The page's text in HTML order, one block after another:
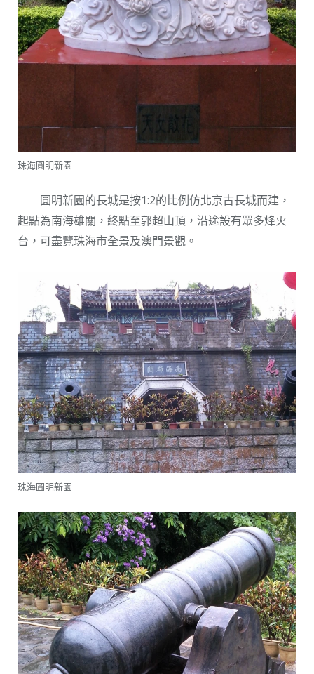
珠海圓明新園
圓明新園的長城是按1:2的比例仿北京古長城而建，
起點為南海雄關，終點至郭超山頂，沿途設有眾多烽火
台，可盡覽珠海市全景及澳門景觀。
珠海圓明新園